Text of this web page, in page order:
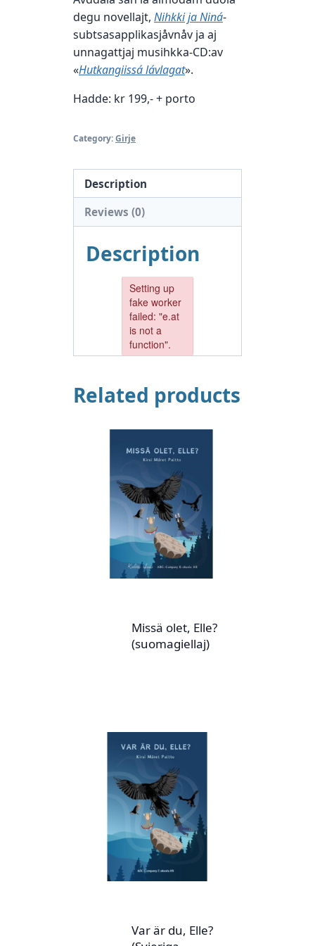
degu novellajt, Nihkki ja Niná-
subtsasapplikasjåvnåv ja aj
unnagattjaj musihkka-CD:av
«Hutkangiissá lávlagat».
Hadde: kr 199,- + porto
Category:Girje
Description
Reviews (0)
Description
Related products
Missä olet, Elle?
(suomagiellaj)
Var är du, Elle?